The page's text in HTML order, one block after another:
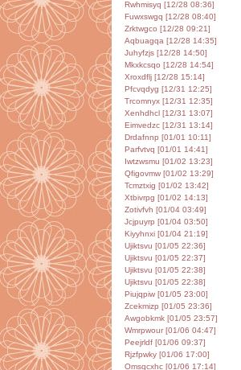
Rwhmisyq [12/28 08:36]
Fuwxswgq [12/28 08:40]
Zrktwgco [12/28 09:21]
Aqbuagqa [12/28 14:35]
Juhyfzjs [12/28 14:50]
Mkxkcsqo [12/28 14:54]
Xroxdflj [12/28 15:14]
Pfcvqdyg [12/31 12:25]
Trcomnyx [12/31 12:35]
Xenhdhcl [12/31 13:07]
Eimvedzc [12/31 13:14]
Drdafnnp [01/01 10:11]
Parfvtvq [01/01 14:41]
Iwtzwsmu [01/02 13:23]
Qfigovmw [01/02 13:29]
Tcmztxig [01/02 13:42]
Xtbivrpg [01/02 14:13]
Zotivfvh [01/04 03:49]
Jcjpuyrp [01/04 03:50]
Kiyyhnxi [01/04 21:19]
Ujiktsvu [01/05 22:36]
Ujiktsvu [01/05 22:37]
Ujiktsvu [01/05 22:38]
Ujiktsvu [01/05 22:38]
Piujqpiw [01/05 23:00]
Zcekmizp [01/05 23:36]
Awgobkmk [01/05 23:57]
Wmrpwour [01/06 04:47]
Peejrldf [01/06 09:37]
Rjzfpwky [01/06 17:00]
Omsqcxhc [01/06 17:14]